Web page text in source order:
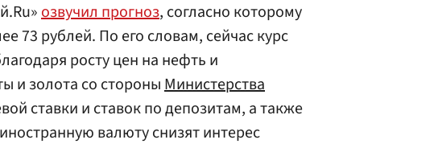
озвучил прогноз, согласно которому
73 рублей. По его словам, сейчас курс
росту цен на нефть и
и золота со стороныМинистерства
ставки и ставок по депозитам, а также
валюту снизят интерес